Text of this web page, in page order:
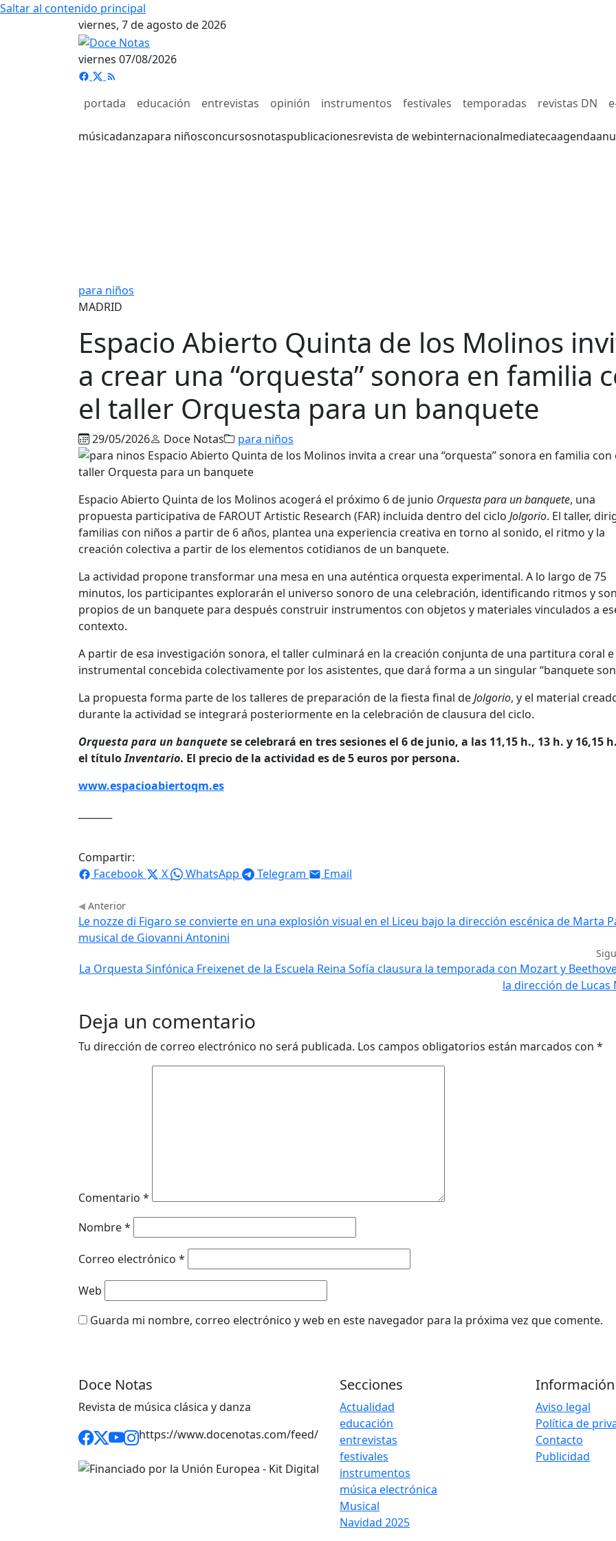
Saltar al contenido principal
viernes, 7 de agosto de 2026
viernes 07/08/2026
portada educación entrevistas opinión instrumentos festivales temporadas revistas DN
músicadanzapara niñosconcursosnotaspublicacionesrevista de webinternacionalmediatecaagenda
para niños
MADRID
Espacio Abierto Quinta de los Molinos
a crear una “orquesta” sonora en familia
el taller Orquesta para un banquete
29/05/2026 Doce Notas para niños
Espacio Abierto Quinta de los Molinos acogerá el próximo 6 de junio Orquesta para un banquete, una
propuesta participativa de FAROUT Artistic Research (FAR) incluida dentro del ciclo Jolgorio. El taller,
familias con niños a partir de 6 años, plantea una experiencia creativa en torno al sonido, el ritmo y la
creación colectiva a partir de los elementos cotidianos de un banquete.
La actividad propone transformar una mesa en una auténtica orquesta experimental. A lo largo de 75
minutos, los participantes explorarán el universo sonoro de una celebración, identificando ritmos y
propios de un banquete para después construir instrumentos con objetos y materiales vinculados a
contexto.
A partir de esa investigación sonora, el taller culminará en la creación conjunta de una partitura coral e
instrumental concebida colectivamente por los asistentes, que dará forma a un singular “banquete
La propuesta forma parte de los talleres de preparación de la fiesta final deJolgorio, y el material
durante la actividad se integrará posteriormente en la celebración de clausura del ciclo.
Orquesta para un banquetese celebrará en tres sesiones el 6 de junio, a las 11,15 h., 13 h. y 16,15
el títuloInventario. El precio de la actividad es de 5 euros por persona.
www.espacioabiertoqm.es
Compartir:
Facebook
X WhatsApp Telegram Email
Anterior
Le nozze di Figaro se convierte en una explosión visual en el Liceu bajo la dirección escénica de Marta
musical de Giovanni Antonini
La Orquesta Sinfónica Freixenet de la Escuela Reina Sofía clausura la temporada con Mozart y
la dirección de Lucas
Deja un comentario
Tu dirección de correo electrónico no será publicada. Los campos obligatorios están marcados con *
Comentario *
Nombre*
Correo electrónico *
Web
Guarda mi nombre, correo electrónico y web en este navegador para la próxima vez que comente.
Doce Notas
Revista de música clásica y danza
https://www.docenotas.com/feed/
Secciones
Actualidad
educación
entrevistas
festivales
instrumentos
música electrónica
Musical
Navidad 2025
Información
Aviso legal
Política de
Contacto
Publicidad